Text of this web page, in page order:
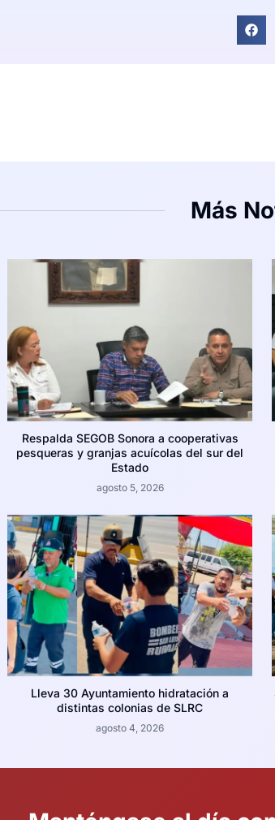
Más
Respalda SEGOB Sonora a cooperativas
pesqueras y granjas acuícolas del sur del
Estado
agosto 5, 2026
Lleva 30 Ayuntamiento hidratación a
distintas colonias de SLRC
agosto 4, 2026